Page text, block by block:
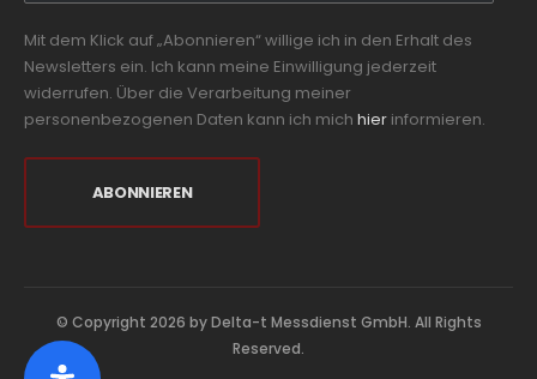
Mit dem Klick auf „Abonnieren“ willige ich in den Erhalt des
Newsletters ein. Ich kann meine Einwilligung jederzeit
widerrufen. Über die Verarbeitung meiner
personenbezogenen Daten kann ich mich hier informieren.
© Copyright 2026 by Delta-t Messdienst GmbH. All Rights
Reserved.